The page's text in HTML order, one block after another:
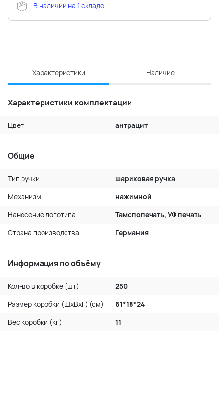
В наличии на 1 складе
Характеристики Наличие
Характеристики комплектации
Цвет антрацит
Общие
Тип ручки
шариковая ручка
Механизм
нажимной
Нанесение логотипа
Тамопопечать, УФ печать
Страна производства
Германия
Информация по объёму
Кол-во в коробке (шт)
250
Размер коробки (ШхВхГ) (см)
61*18*24
Вес коробки (кг)
11